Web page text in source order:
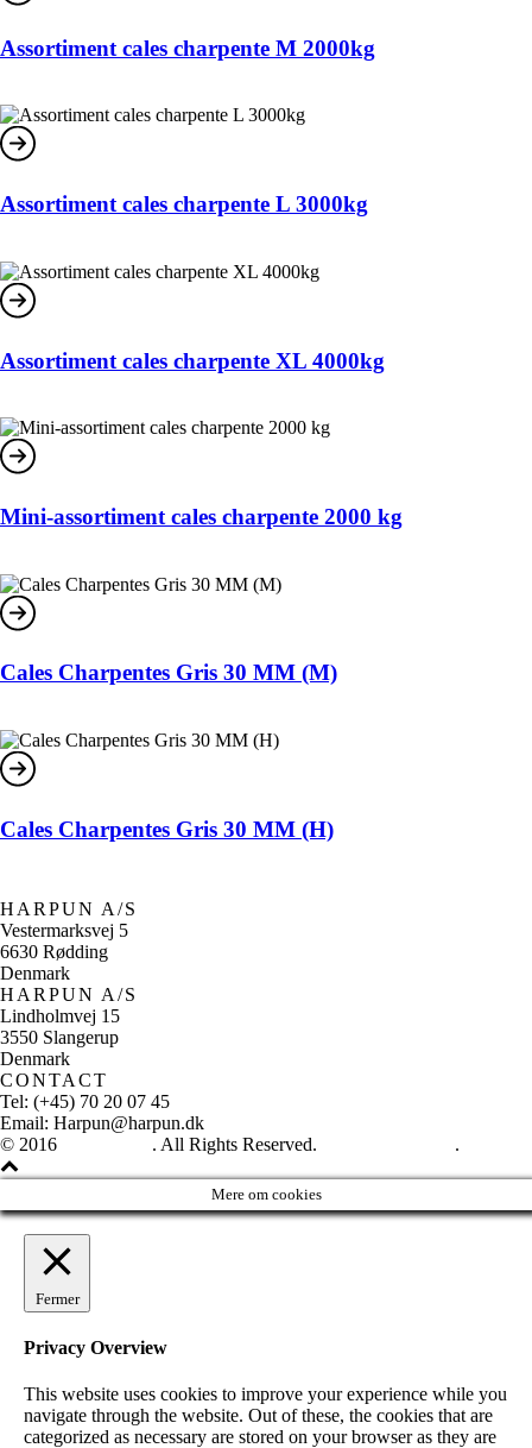
Assortiment cales charpente M 2000kg
Assortiment cales charpente L 3000kg
Assortiment cales charpente XL 4000kg
Mini-assortiment cales charpente 2000 kg
Cales Charpentes Gris 30 MM (M)
Cales Charpentes Gris 30 MM (H)
HARPUN A/S
Vestermarksvej 5
6630 Rødding
Denmark
HARPUN A/S
Lindholmvej 15
3550 Slangerup
Denmark
CONTACT
Tel: (+45) 70 20 07 45
Email: Harpun@harpun.dk
© 2016
. All Rights Reserved. .
Mere om cookies
Fermer
Privacy Overview
This website uses cookies to improve your experience while you
navigate through the website. Out of these, the cookies that are
categorized as necessary are stored on your browser as they are